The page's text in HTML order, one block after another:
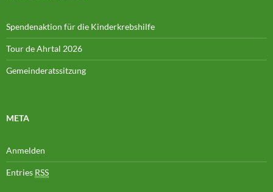
Spendenaktion für die Kinderkrebshilfe
Tour de Ahrtal 2026
Gemeinderatssitzung
META
Anmelden
Entries RSS